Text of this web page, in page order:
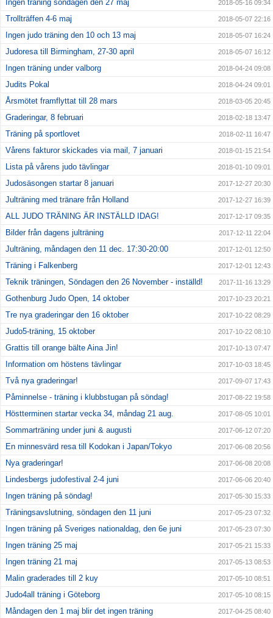
Ingen träning söndagen den 27 maj 2018-05-16 09:34
Trollträffen 4-6 maj 2018-05-07 22:16
Ingen judo träning den 10 och 13 maj 2018-05-07 16:24
Judoresa till Birmingham, 27-30 april 2018-05-07 16:12
Ingen träning under valborg 2018-04-24 09:08
Judits Pokal 2018-04-24 09:01
Årsmötet framflyttat till 28 mars 2018-03-05 20:45
Graderingar, 8 februari 2018-02-18 13:47
Träning på sportlovet 2018-02-11 16:47
Vårens fakturor skickades via mail, 7 januari 2018-01-15 21:54
Lista på vårens judo tävlingar 2018-01-10 09:01
Judosäsongen startar 8 januari 2017-12-27 20:30
Julträning med tränare från Holland 2017-12-27 16:39
ALL JUDO TRÄNING ÄR INSTÄLLD IDAG! 2017-12-17 09:35
Bilder från dagens julträning 2017-12-11 22:04
Julträning, måndagen den 11 dec. 17:30-20:00 2017-12-01 12:50
Träning i Falkenberg 2017-12-01 12:43
Teknik träningen, Söndagen den 26 November - inställd! 2017-11-16 13:29
Gothenburg Judo Open, 14 oktober 2017-10-23 20:21
Tre nya graderingar den 16 oktober 2017-10-22 08:29
Judo5-träning, 15 oktober 2017-10-22 08:10
Grattis till orange bälte Aina Jin! 2017-10-13 07:47
Information om höstens tävlingar 2017-10-03 18:45
Två nya graderingar! 2017-09-07 17:43
Påminnelse - träning i klubbstugan på söndag! 2017-08-22 19:58
Höstterminen startar vecka 34, måndag 21 aug. 2017-08-05 10:01
Sommarträning under juni & augusti 2017-06-12 07:20
En minnesvärd resa till Kodokan i Japan/Tokyo 2017-06-08 20:56
Nya graderingar! 2017-06-08 20:08
Lindesbergs judofestival 2-4 juni 2017-06-06 20:40
Ingen träning på söndag! 2017-05-30 15:33
Träningsavslutning, söndagen den 11 juni 2017-05-23 07:32
Ingen träning på Sveriges nationaldag, den 6e juni 2017-05-23 07:30
Ingen träning 25 maj 2017-05-21 15:33
Ingen träning 21 maj 2017-05-13 08:53
Malin graderades till 2 kuy 2017-05-10 08:51
Judo4all träning i Göteborg 2017-05-10 08:15
Måndagen den 1 maj blir det ingen träning 2017-04-25 08:40